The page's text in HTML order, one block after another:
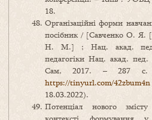
18.
Організаційні форми
посібник / [Савченко О. Я.
Н. М.] ; Нац. акад. пед.
педагогіки Нац. акад.
Сам, 2017. – 287 с.
https://tinyurl.com/42zbum4n
18.03.2022).
Потенціал нового